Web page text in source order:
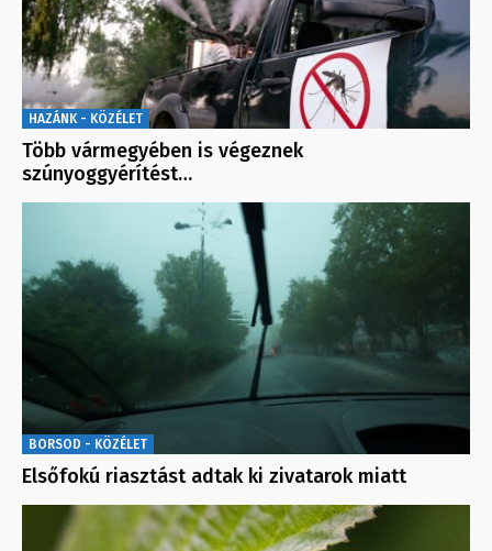
HAZÁNK - KÖZÉLET
Több vármegyében is végeznek
szúnyoggyérítést…
BORSOD - KÖZÉLET
Elsőfokú riasztást adtak ki zivatarok miatt